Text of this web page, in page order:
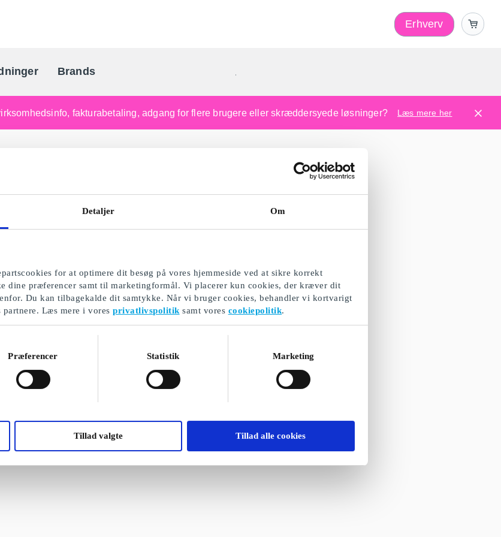
Detaljer Om
for at optimere dit besøg på vores hjemmeside ved at sikre korrekt
dine præferencer samt til marketingformål. Vi placerer kun cookies, der kræver dit
Du kan tilbagekalde dit samtykke. Når vi bruger cookies, behandler vi kortvarigt
partnere. Læs mere i voresprivatlivspolitik samt vores cookiepolitik.
Præferencer Statistik Marketing
Tillad valgte Tillad alle cookies
Erhverv
Brands Danmarks gaveportal nr. 1
fakturabetaling, adgang for flere brugere eller skræddersyede løsninger? Læs mere her
hos 7-Eleven DK
25 kr.
Pizzaslice og 50 cl. sodavand
hos 7-Eleven DK Gavekort
Fra